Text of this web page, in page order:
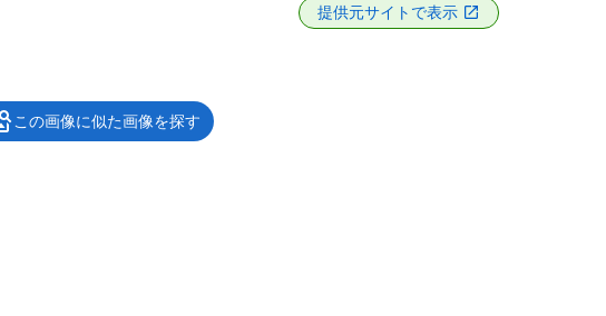
提供元サイトで表示
この画像に似た画像を探す